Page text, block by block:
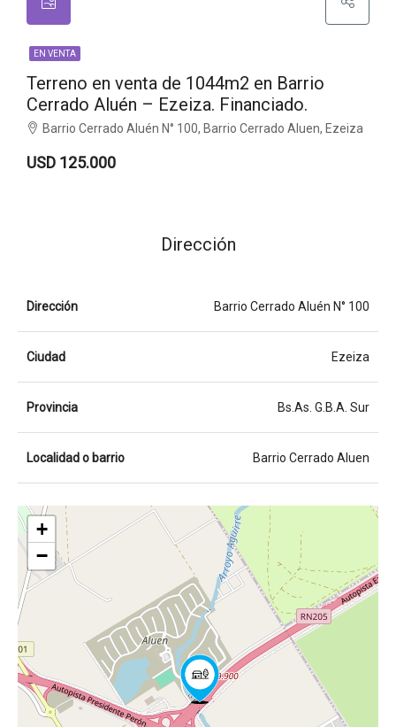
EN VENTA
Terreno en venta de 1044m2 en Barrio
Cerrado Aluén – Ezeiza. Financiado.
Barrio Cerrado Aluén N° 100, Barrio Cerrado Aluen, Ezeiza
USD 125.000
Dirección
Dirección Barrio Cerrado Aluén N° 100
Ciudad Ezeiza
Provincia Bs.As. G.B.A. Sur
Localidad o barrio Barrio Cerrado Aluen
+
−